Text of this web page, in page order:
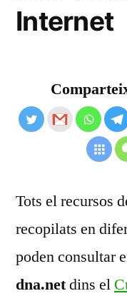
Internet
Tots el recursos
recopilats en
poden consultar
dna.netdins el